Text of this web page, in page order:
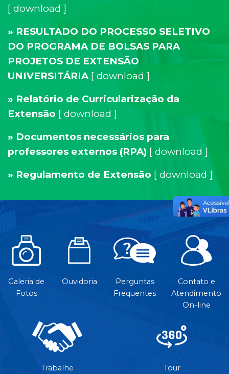
[ download ]
» RESULTADO DO PROCESSO SELETIVO
DO PROGRAMA DE BOLSAS PARA
PROJETOS DE EXTENSÃO
UNIVERSITÁRIA[ download ]
» Relatório de Curricularização da
Extensão [ download ]
» Documentos necessários para
professores externos (RPA) [ download ]
» Regulamento de Extensão [ download ]
Galeria de
Fotos
Ouvidoria
Perguntas
Frequentes
Contato e
Atendimento
On-line
Trabalhe
Tour